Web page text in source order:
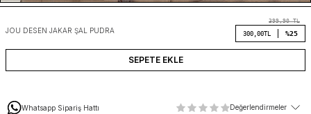
JOU DESEN JAKAR ŞAL PUDRA
399,90TL
300,00TL %25
SEPETE EKLE
Whatsapp Sipariş Hattı Değerlendirmeler